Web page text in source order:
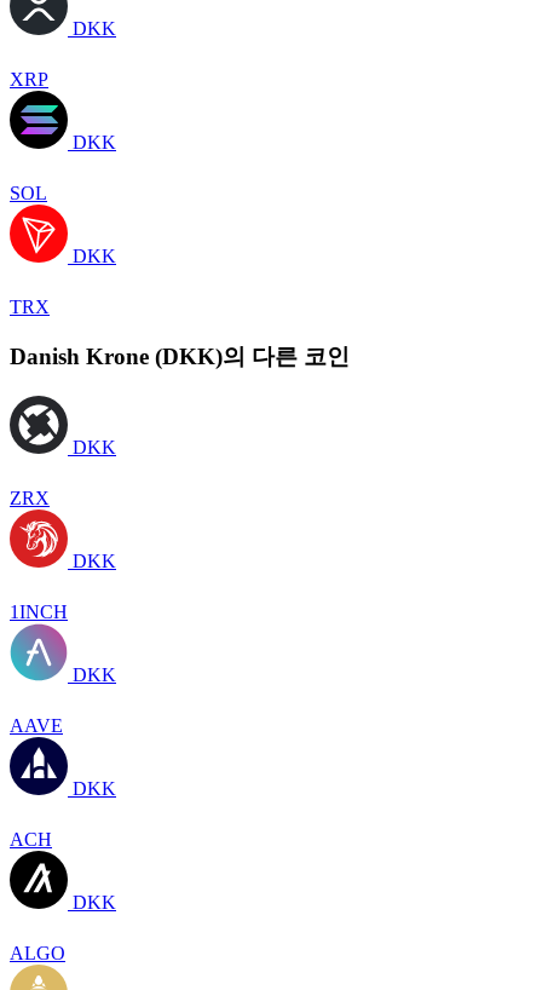
DKK
XRP
DKK
SOL
DKK
TRX
Danish Krone (DKK)의 다른 코인
DKK
ZRX
DKK
1INCH
DKK
AAVE
DKK
ACH
DKK
ALGO